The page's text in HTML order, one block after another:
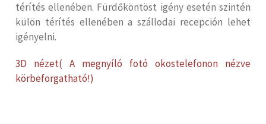
térítés ellenében. Fürdőköntöst igény esetén szintén
külön térítés ellenében a szállodai recepción lehet
igényelni.
3D nézet( A megnyíló fotó okostelefonon nézve
körbeforgatható!)